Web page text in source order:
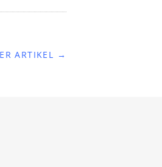
ARTIKEL →